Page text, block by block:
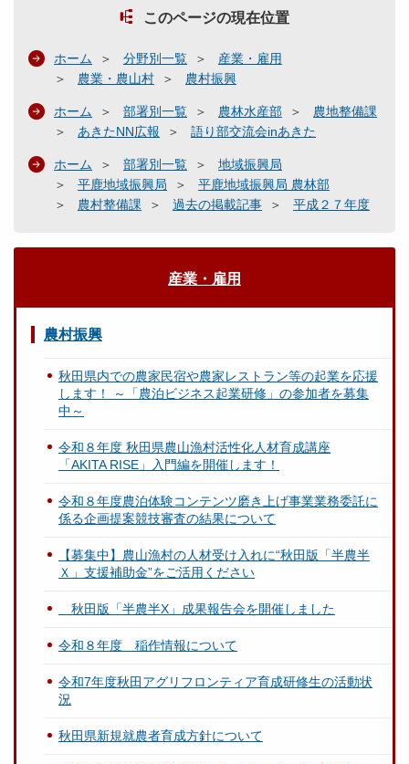
このページの現在位置
ホーム 分野別一覧
産業・雇用
農業・農山村
農村振興
ホーム 部署別一覧 農林水産部
農地整備課
あきたNN広報
語り部交流会inあきた
ホーム 部署別一覧
地域振興局
平鹿地域振興局
平鹿地域振興局 農林部
農村整備課
過去の掲載記事 平成２７年度
産業・雇用
農村振興
秋田県内での農家民宿や農家レストラン等の起業を応援
します！ ～「農泊ビジネス起業研修」の参加者を募集
中～
令和８年度 秋田県農山漁村活性化人材育成講座
「AKITA RISE」入門編を開催します！
令和８年度農泊体験コンテンツ磨き上げ事業業務委託に
係る企画提案競技審査の結果について
【募集中】農山漁村の人材受け入れに“秋田版「半農半
Ｘ」支援補助金”をご活用ください
秋田版「半農半X」成果報告会を開催しました
令和８年度 稲作情報について
令和7年度秋田アグリフロンティア育成研修生の活動状
況
秋田県新規就農者育成方針について